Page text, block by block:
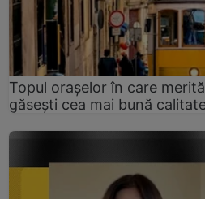
Topul orașelor în care
găsești cea mai bună